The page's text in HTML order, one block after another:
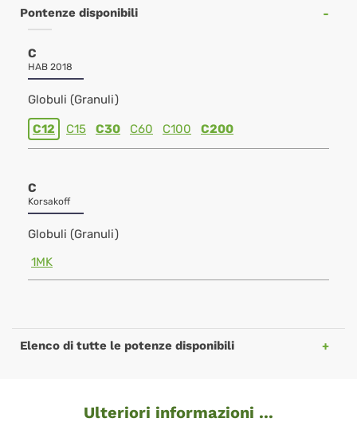
Pontenze disponibili
C
HAB 2018
Globuli (Granuli)
C12 C15 C30 C60 C100 C200
C
Korsakoff
Globuli (Granuli)
1MK
Elenco di tutte le potenze disponibili
Ulteriori informazioni ...